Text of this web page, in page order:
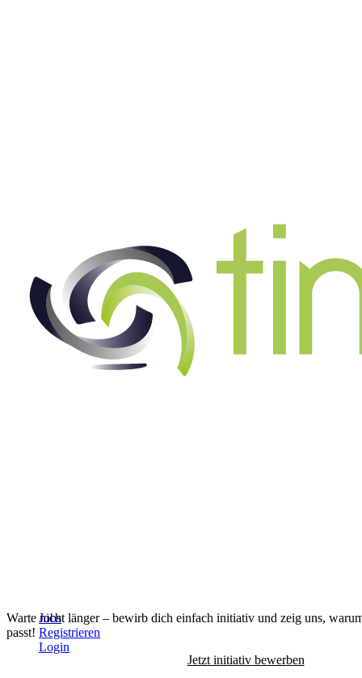
Jobs
Registrieren
Login
Warte nicht länger – bewirb dich einfach initiativ und zeig uns,
passt!
Jetzt initiativ bewerben